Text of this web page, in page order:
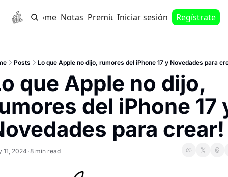
Home Notas PremiumIniciar sesión Regístrate
Posts Lo que Apple no dijo, rumores del iPhone 17 y Novedades para
que Apple no dijo,
del iPhone 17
para
11, 2024 •8 min read